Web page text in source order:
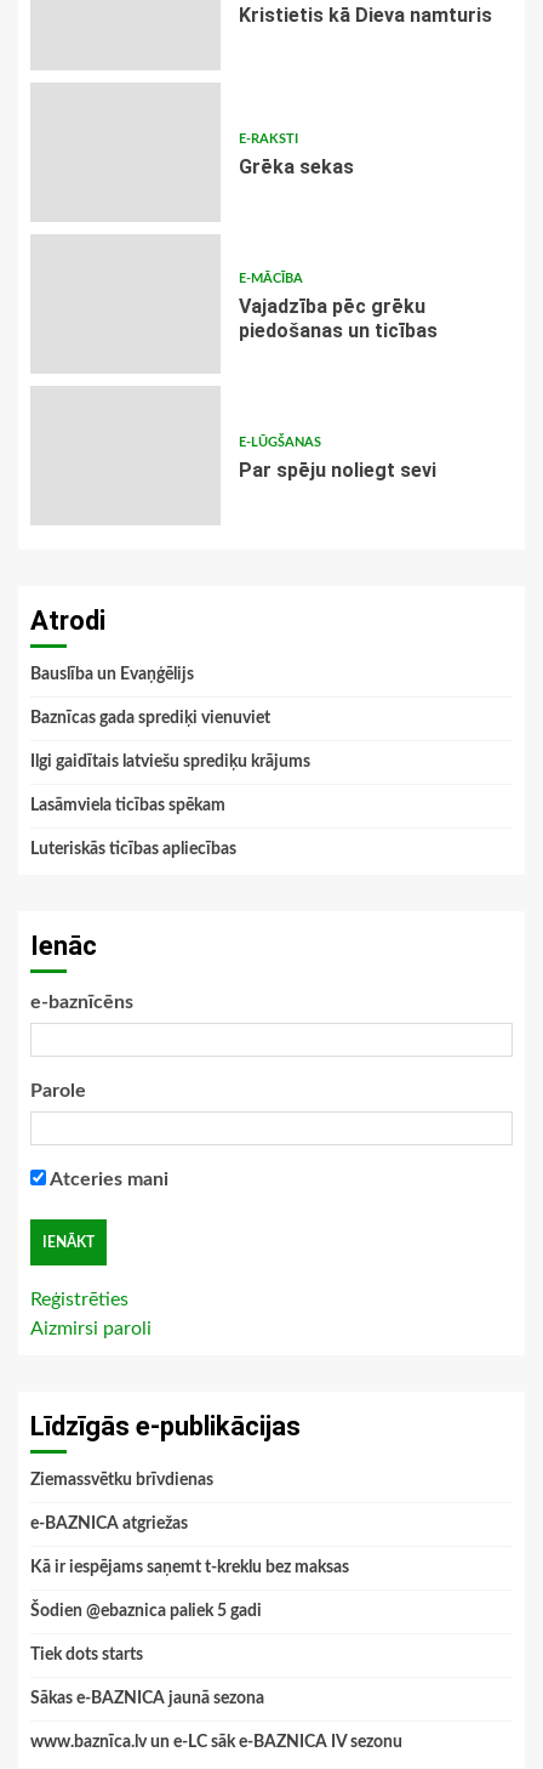
Kristietis kā Dieva namturis
E-RAKSTI
Grēka sekas
E-MĀCĪBA
Vajadzība pēc grēku
piedošanas un ticības
E-LŪGŠANAS
Par spēju noliegt sevi
Atrodi
Bauslība un Evaņģēlijs
Baznīcas gada sprediķi vienuviet
Ilgi gaidītais latviešu sprediķu krājums
Lasāmviela ticības spēkam
Luteriskās ticības apliecības
Ienāc
e-baznīcēns
Parole
Atceries mani
Reģistrēties
Aizmirsi paroli
Līdzīgās e-publikācijas
Ziemassvētku brīvdienas
e-BAZNICA atgriežas
Kā ir iespējams saņemt t-kreklu bez maksas
Šodien @ebaznica paliek 5 gadi
Tiek dots starts
Sākas e-BAZNICA jaunā sezona
www.baznīca.lv un e-LC sāk e-BAZNICA IV sezonu